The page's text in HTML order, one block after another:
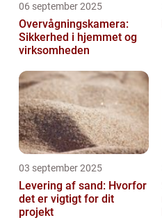
06 september 2025
Overvågningskamera:
Sikkerhed i hjemmet og
virksomheden
03 september 2025
Levering af sand: Hvorfor
det er vigtigt for dit
projekt